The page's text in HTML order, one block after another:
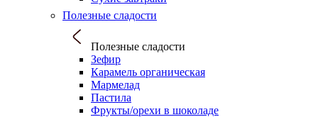
Полезные сладости
Полезные сладости
Зефир
Карамель органическая
Мармелад
Пастила
Фрукты/орехи в шоколаде